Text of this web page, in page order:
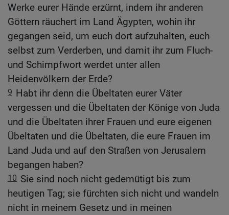
Werke eurer Hände erzürnt, indem ihr anderen
Göttern räuchert im Land Ägypten, wohin ihr
gegangen seid, um euch dort aufzuhalten, euch
selbst zum Verderben, und damit ihr zum Fluch-
und Schimpfwort werdet unter allen
Heidenvölkern der Erde?
9 Habt ihr denn die Übeltaten eurer Väter
vergessen und die Übeltaten der Könige von Juda
und die Übeltaten ihrer Frauen und eure eigenen
Übeltaten und die Übeltaten, die eure Frauen im
Land Juda und auf den Straßen von Jerusalem
begangen haben?
10 Sie sind noch nicht gedemütigt bis zum
heutigen Tag; sie fürchten sich nicht und wandeln
nicht in meinem Gesetz und in meinen